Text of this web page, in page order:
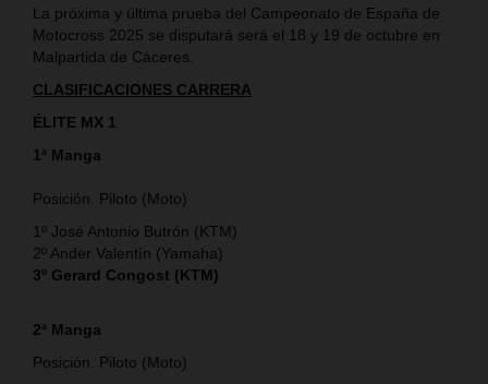
La próxima y última prueba del Campeonato de España de
Motocross 2025 se disputará será el 18 y 19 de octubre en
Malpartida de Cáceres.
CLASIFICACIONES CARRERA
ÉLITE MX 1
1ª Manga
Posición. Piloto (Moto)
1º José Antonio Butrón (KTM)
2º Ander Valentín (Yamaha)
3º Gerard Congost (KTM)
2ª Manga
Posición. Piloto (Moto)